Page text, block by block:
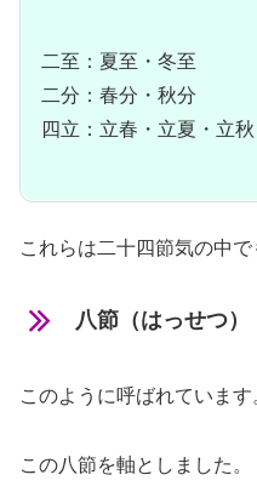
二至：夏至・冬至
二分：春分・秋分
四立：立春・立夏・立
これらは二十四節気の中で
八節（はっせつ）
このように呼ばれています
この八節を軸としました。